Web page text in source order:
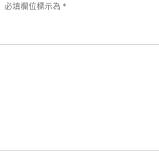
必填欄位標示為 *